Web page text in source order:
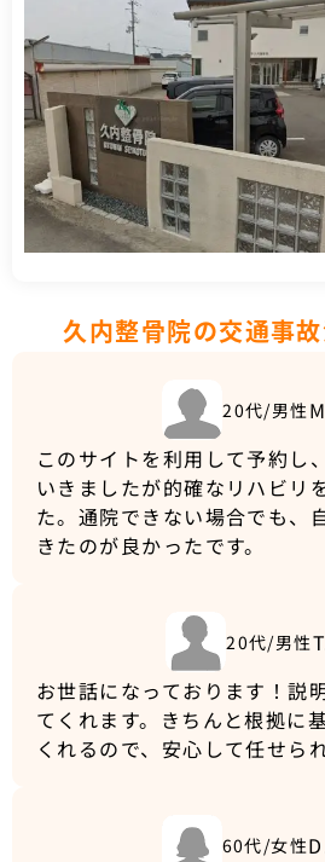
久内整骨院の交通事
20代/男性
このサイトを利用して予約し
いきましたが的確なリハビリ
た。通院できない場合でも、
きたのが良かったです。
20代/男性
お世話になっております！説
てくれます。きちんと根拠に
くれるので、安心して任せら
60代/女性